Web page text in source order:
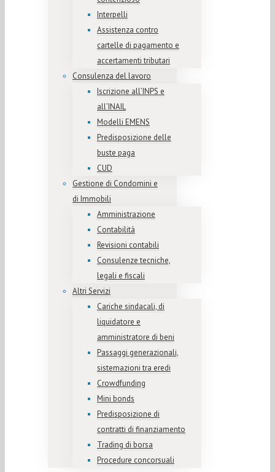
Interpelli
Assistenza contro
cartelle di pagamento e
accertamenti tributari
Consulenza del lavoro
Iscrizione all’INPS e
all’INAIL
Modelli EMENS
Predisposizione delle
buste paga
CUD
Gestione di Condomini e
di Immobili
Amministrazione
Contabilità
Revisioni contabili
Consulenze tecniche,
legali e fiscali
Altri Servizi
Cariche sindacali, di
liquidatore e
amministratore di beni
Passaggi generazionali,
sistemazioni tra eredi
Crowdfunding
Mini bonds
Predisposizione di
contratti di finanziamento
Trading di borsa
Procedure concorsuali